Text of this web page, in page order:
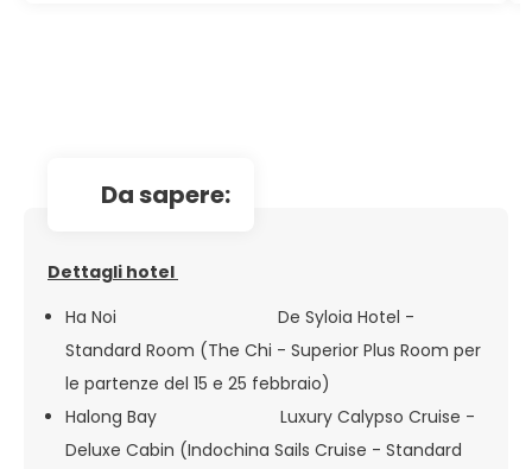
da sapere:
Dettagli hotel
Ha Noi De Syloia Hotel -
Standard Room (The Chi - Superior Plus Room per
le partenze del 15 e 25 febbraio)
Halong Bay Luxury Calypso Cruise -
Deluxe Cabin (Indochina Sails Cruise - Standard